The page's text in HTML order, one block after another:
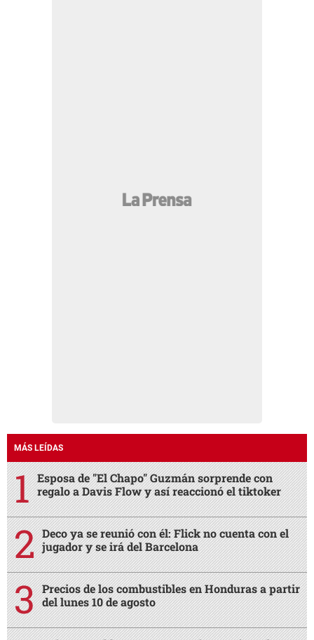
MÁS LEÍDAS
Esposa de "El Chapo" Guzmán sorprende con
regalo a Davis Flow y así reaccionó el tiktoker
Deco ya se reunió con él: Flick no cuenta con el
jugador y se irá del Barcelona
Precios de los combustibles en Honduras a partir
del lunes 10 de agosto